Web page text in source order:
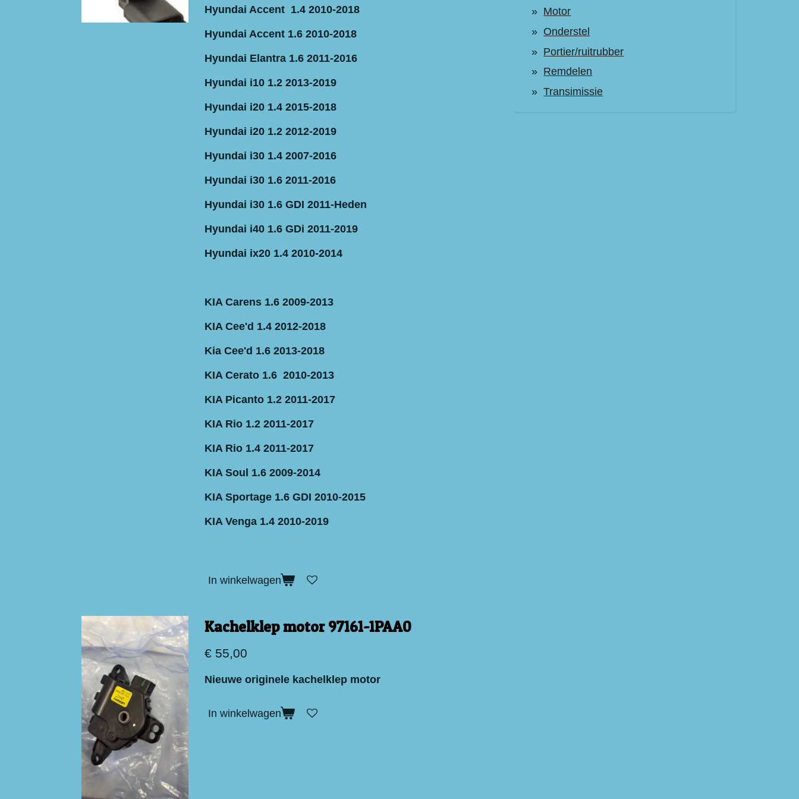
Hyundai Accent 1.4 2010-2018
Hyundai Accent 1.6 2010-2018
Hyundai Elantra 1.6 2011-2016
Hyundai i10 1.2 2013-2019
Hyundai i20 1.4 2015-2018
Hyundai i20 1.2 2012-2019
Hyundai i30 1.4 2007-2016
Hyundai i30 1.6 2011-2016
Hyundai i30 1.6 GDI 2011-Heden
Hyundai i40 1.6 GDi 2011-2019
Hyundai ix20 1.4 2010-2014
KIA Carens 1.6 2009-2013
KIA Cee'd 1.4 2012-2018
Kia Cee'd 1.6 2013-2018
KIA Cerato 1.6 2010-2013
KIA Picanto 1.2 2011-2017
KIA Rio 1.2 2011-2017
KIA Rio 1.4 2011-2017
KIA Soul 1.6 2009-2014
KIA Sportage 1.6 GDI 2010-2015
KIA Venga 1.4 2010-2019
In winkelwagen
Kachelklep motor 97161-1PAA0
€ 55,00
Nieuwe originele kachelklep motor
In winkelwagen
Motor
Onderstel
Portier/ruitrubber
Remdelen
Transimissie